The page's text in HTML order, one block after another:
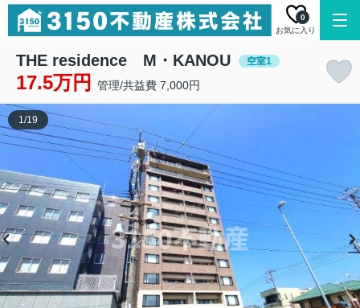
お気に入り
0
THE residence M・KANOU 空室1
17.5万円 管理/共益費 7,000円
1/19